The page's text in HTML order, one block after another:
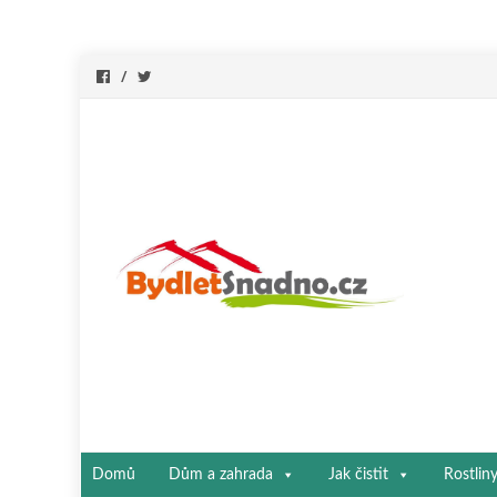
Přeskočit
Domů Dům a zahrada Jak čistit Rostliny